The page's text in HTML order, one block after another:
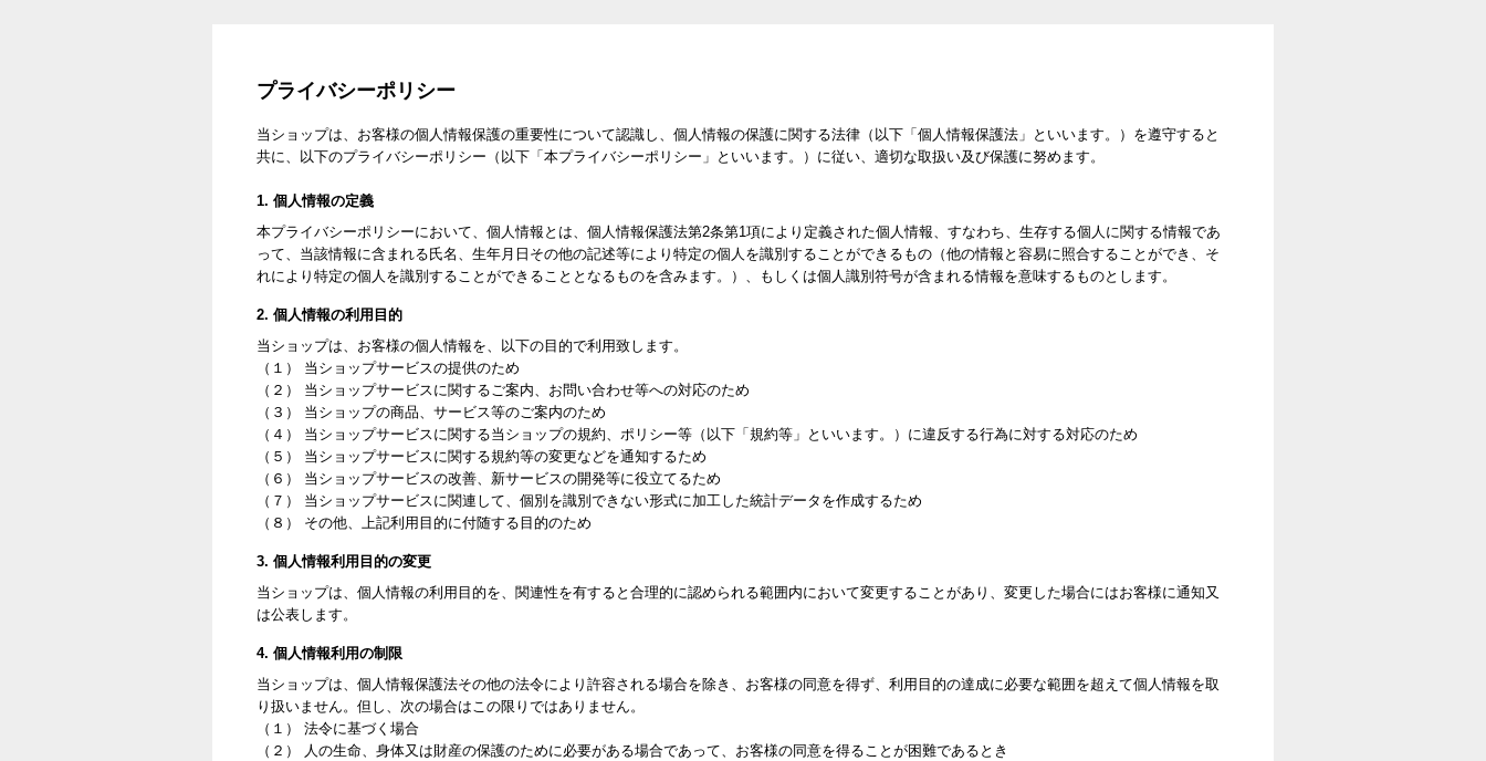
プライバシーポリシー
当ショップは、お客様の個人情報保護の重要性について認識し、個人情報の保護に関する法律（以下「個人情報保護法」といいます。）を遵守すると
共に、以下のプライバシーポリシー（以下「本プライバシーポリシー」といいます。）に従い、適切な取扱い及び保護に努めます。
1. 個人情報の定義
本プライバシーポリシーにおいて、個人情報とは、個人情報保護法第2条第1項により定義された個人情報、すなわち、生存する個人に関する情報であ
って、当該情報に含まれる氏名、生年月日その他の記述等により特定の個人を識別することができるもの（他の情報と容易に照合することができ、そ
れにより特定の個人を識別することができることとなるものを含みます。）、もしくは個人識別符号が含まれる情報を意味するものとします。
2. 個人情報の利用目的
当ショップは、お客様の個人情報を、以下の目的で利用致します。
（１） 当ショップサービスの提供のため
（２） 当ショップサービスに関するご案内、お問い合わせ等への対応のため
（３） 当ショップの商品、サービス等のご案内のため
（４） 当ショップサービスに関する当ショップの規約、ポリシー等（以下「規約等」といいます。）に違反する行為に対する対応のため
（５） 当ショップサービスに関する規約等の変更などを通知するため
（６） 当ショップサービスの改善、新サービスの開発等に役立てるため
（７） 当ショップサービスに関連して、個別を識別できない形式に加工した統計データを作成するため
（８） その他、上記利用目的に付随する目的のため
3. 個人情報利用目的の変更
当ショップは、個人情報の利用目的を、関連性を有すると合理的に認められる範囲内において変更することがあり、変更した場合にはお客様に通知又
は公表します。
4. 個人情報利用の制限
当ショップは、個人情報保護法その他の法令により許容される場合を除き、お客様の同意を得ず、利用目的の達成に必要な範囲を超えて個人情報を取
り扱いません。但し、次の場合はこの限りではありません。
（１） 法令に基づく場合
（２） 人の生命、身体又は財産の保護のために必要がある場合であって、お客様の同意を得ることが困難であるとき